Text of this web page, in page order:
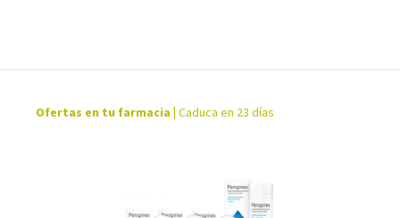
Ofertas en tu farmacia | Caduca en 23 días